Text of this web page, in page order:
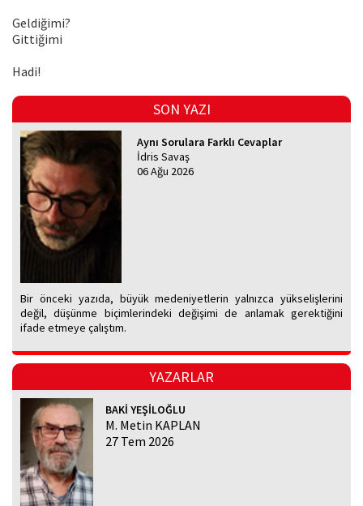
Geldiğimi?
Gittiğimi
Hadi!
SON YAZI
Aynı Sorulara Farklı Cevaplar
İdris Savaş
06 Ağu 2026
Bir önceki yazıda, büyük medeniyetlerin yalnızca yükselişlerini
değil, düşünme biçimlerindeki değişimi de anlamak gerektiğini
ifade etmeye çalıştım.
YAZARLAR
BAKİ YEŞİLOĞLU
M. Metin KAPLAN
27 Tem 2026